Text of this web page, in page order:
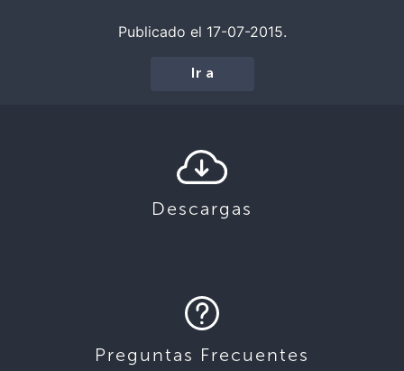
Publicado el 17-07-2015.
Ir a
Descargas
Preguntas Frecuentes